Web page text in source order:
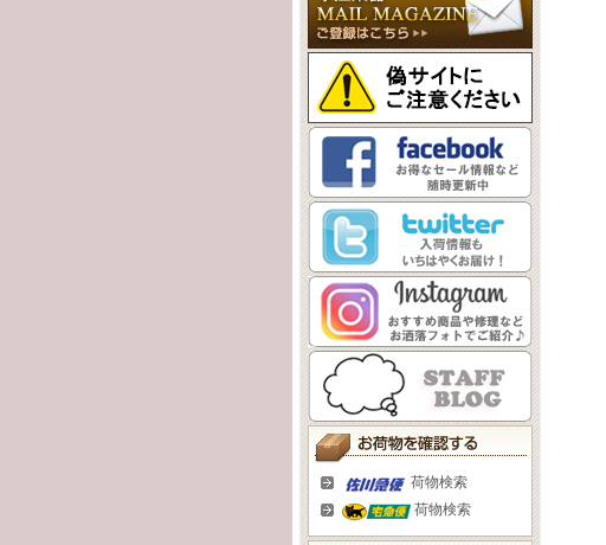
荷物検索
荷物検索